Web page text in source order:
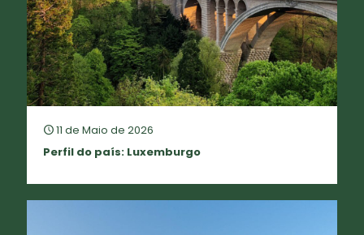
11 de Maio de 2026
Perfil do país: Luxemburgo